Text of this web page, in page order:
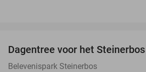
Dagentree voor het
Belevenispark Steinerbos